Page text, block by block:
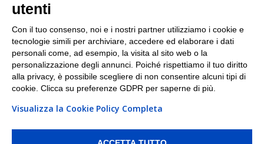
I nostri punti di ritiro e spedizione pacchi nelle
maggiori città italiane
Torino|Milano|Roma|Bologna|Firenze| Genova
Napoli|Varese
PI/CF/N°Iscr.: 10821360012 | REA: RM 1494760 | Cap.Soc.: 50.000€ |
Whistleblowing|Privacy |Preferenze Cookies
utenti
Con il tuo consenso, noi e i nostri partner utilizziamo i cookie e
tecnologie simili per archiviare, accedere ed elaborare i dati
personali come, ad esempio, la visita al sito web o la
personalizzazione degli annunci. Poiché rispettiamo il tuo diritto
alla privacy, è possibile scegliere di non consentire alcuni tipi di
cookie. Clicca su preferenze GDPR per saperne di più.
Visualizza la Cookie Policy Completa